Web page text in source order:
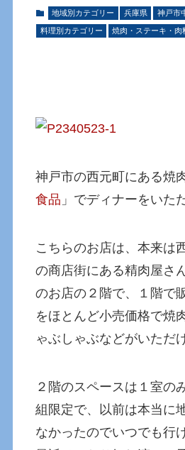
地域別カテゴリー 兵庫県 神戸市
料理別カテゴリー 焼肉・ステーキ・肉
神戸市の西元町にある焼
食品 」でディナーをいた
こちらのお店は、本来は
の商店街にある精肉屋さ
のお店の２階で、１階で
をほとんど小売価格で焼
ゃぶしゃぶなどがいただ
２階のスペースは１室の
組限定で、以前は本当に
なかったのでいつでも行